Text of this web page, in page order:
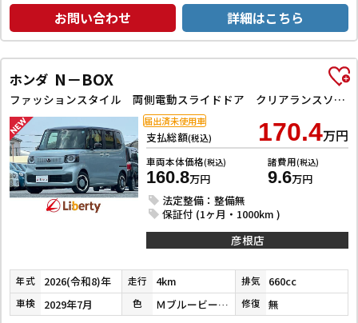
お問い合わせ 詳細はこちら
ホンダ N－BOX
ファッションスタイル 両側電動スライドドア クリアランスソナー オートクルーズコントロール レーンアシスト 衝突被害軽減システム オートライト LEDヘッドランプ スマートキー アイドリングストップ
支払総額(税込) 170.4万円
車両本体価格(税込)
160.8万円
諸費用(税込)
9.6万円
法定整備：整備無
保証付 (1ヶ月・1000km )
届出済未使用車
彦根店
年式 2026(令和8)年 走行 4km 排気 660cc
車検 2029年7月 色 ＭブルービームＭ／ＣブラックＰ 修復 無